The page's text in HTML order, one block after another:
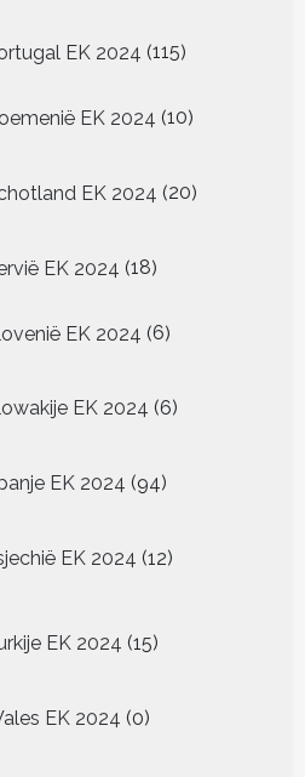
EK 2024 115115
EK 2024 1010
EK 2024 20
producten
EK 2024 1818
EK 2024 66
EK 2024 6
producten
EK 2024 9494
EK 2024 12
producten
EK 2024 15
producten
EK 2024 00